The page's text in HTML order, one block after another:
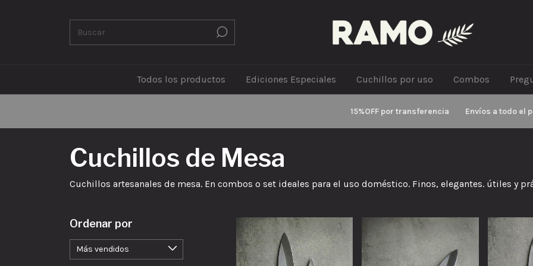
Todos los productos Ediciones Especiales Cuchillos por uso Combos
15%OFF por transferencia Envíos a todo el
Cuchillos de Mesa
Cuchillos artesanales de mesa. En combos o set ideales para el uso doméstico. Finos, elegantes. útiles y
Ordenar por